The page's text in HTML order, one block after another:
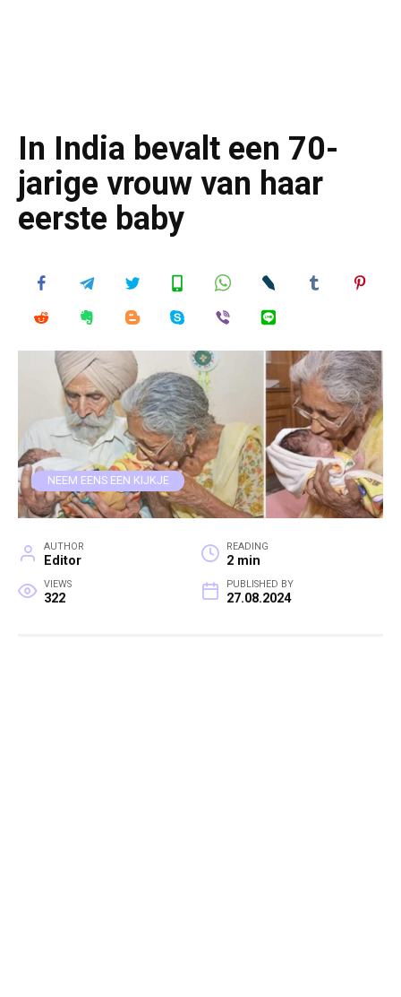
In India bevalt een 70-
jarige vrouw van haar
eerste baby
NEEM EENS EEN KIJKJE
AUTHOR
Editor
READING
2 min
VIEWS
322
PUBLISHED BY
27.08.2024